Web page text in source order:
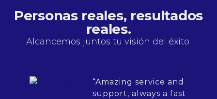
Personas reales, resultados
reales.
Alcancemos juntos tu visión del éxito.
“Amazing service and
support, always a fast